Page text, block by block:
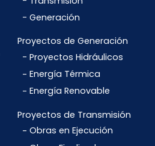
Generación
Proyectos de Generación
Proyectos Hidráulicos
Energía Térmica
Energía Renovable
Proyectos de Transmisión
Obras en Ejecución